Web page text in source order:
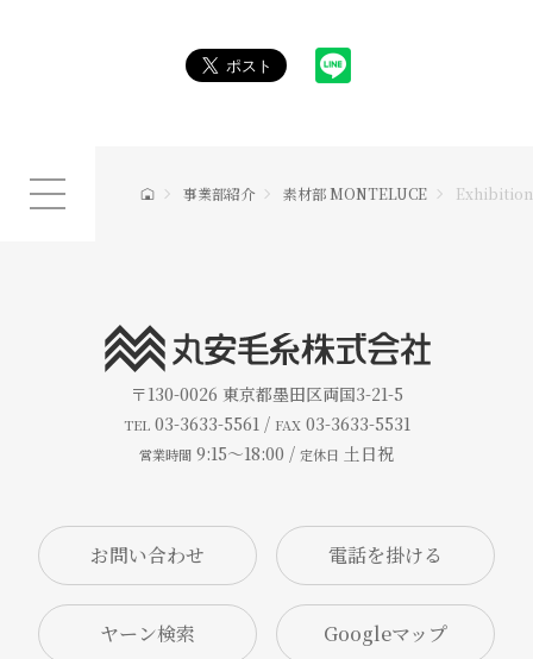
事業部紹介 素材部 MONTELUCE
〒130-0026 東京都墨田区両国3-21-5
TEL03-3633-5561 / FAX03-3633-5531
営業時間 9:15～18:00 / 定休日 土日祝
お問い合わせ
ヤーン検索 Googleマップ